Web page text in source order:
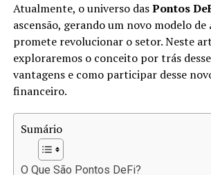
consumo pessoal.
Créditos Empresariais:
empresas para expandir ou operar.
Hipotecas:Empréstimos
propriedades.
Esse mercado evolui constantemente,
anos, o advento das tecnologias
novas formas de conceder e acessar
Atualmente, o universo dasPontos
ascensão, gerando um novo modelo de
promete revolucionar o setor. Neste
exploraremos o conceito por trás
vantagens e como participar desse
financeiro.
Sumário
O Que São Pontos DeFi?